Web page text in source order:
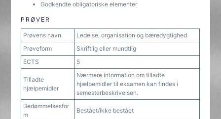
Godkendte obligatoriske elementer
PRØVER
Prøvens navn
Ledelse, organisation og bæredygtighed
Prøveform
Skriftlig eller mundtlig
ECTS
5
Tilladte
hjælpemidler
Nærmere information om tilladte
hjælpemidler til eksamen kan findes i
semesterbeskrivelsen.
Bedømmelsesfor
m
Bestået/ikke bestået